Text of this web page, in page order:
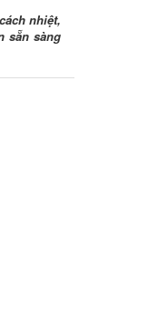
nhiệt,
sẵn sàng